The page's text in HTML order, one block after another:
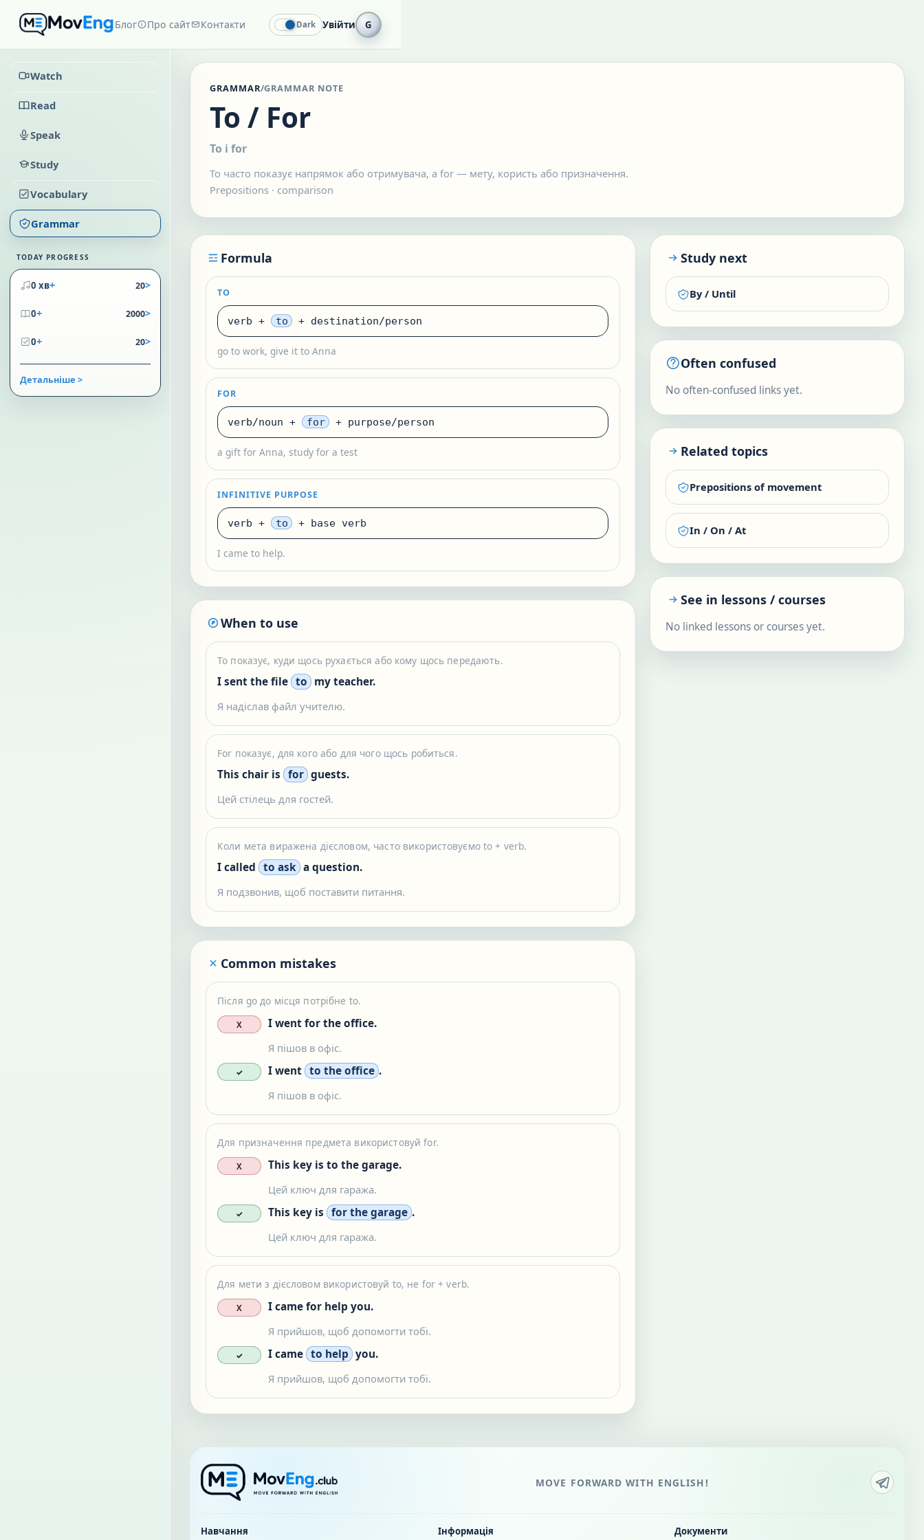
Блог Про сайт Контакти Dark Увійти G
Watch
Read
Speak
Study
Vocabulary
Grammar
TODAY PROGRESS
0 хв+ 20>
0+ 2000>
0+ 20>
Детальніше >
GRAMMAR/GRAMMAR NOTE
To / For
To і for
To часто показує напрямок або отримувача, а for — мету, користь або призначення.
Prepositions · comparison
Formula
TO
verb + to + destination/person
go to work, give it to Anna
FOR
verb/noun + for + purpose/person
a gift for Anna, study for a test
INFINITIVE PURPOSE
verb + to + base verb
I came to help.
When to use
To показує, куди щось рухається або кому щось передають.
I sent the file to my teacher.
Я надіслав файл учителю.
For показує, для кого або для чого щось робиться.
This chair is for guests.
Цей стілець для гостей.
Коли мета виражена дієсловом, часто використовуємо to + verb.
I called to ask a question.
Я подзвонив, щоб поставити питання.
Common mistakes
Після go до місця потрібне to.
X I went for the office.
Я пішов в офіс.
✓ I went to the office .
Я пішов в офіс.
Для призначення предмета використовуй for.
X This key is to the garage.
Цей ключ для гаража.
✓ This key is for the garage .
Цей ключ для гаража.
Для мети з дієсловом використовуй to, не for + verb.
X I came for help you.
Я прийшов, щоб допомогти тобі.
✓ I came to help you.
Я прийшов, щоб допомогти тобі.
Study next
By / Until
Often confused
No often-confused links yet.
Related topics
Prepositions of movement
In / On / At
See in lessons / courses
No linked lessons or courses yet.
MOVE FORWARD WITH ENGLISH!
Навчання Інформація Документи